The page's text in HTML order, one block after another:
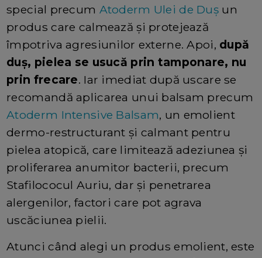
special precum Atoderm Ulei de Duș un
produs care calmează și protejează
împotriva agresiunilor externe. Apoi, după
duș, pielea se usucă prin tamponare, nu
prin frecare. Iar imediat după uscare se
recomandă aplicarea unui balsam precum
Atoderm Intensive Balsam, un emolient
dermo-restructurant şi calmant pentru
pielea atopică, care limitează adeziunea şi
proliferarea anumitor bacterii, precum
Stafilococul Auriu, dar şi penetrarea
alergenilor, factori care pot agrava
uscăciunea pielii.
Atunci când alegi un produs emolient, este